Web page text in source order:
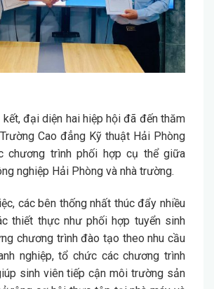
kết, đại diện hai hiệp hội đã đến thăm
Trường Cao đẳng Kỹ thuật Hải Phòng
chương trình phối hợp cụ thể giữa
nghiệp Hải Phòng và nhà trường.
các bên thống nhất thúc đẩy nhiều
thiết thực như phối hợp tuyển sinh
chương trình đào tạo theo nhu cầu
nghiệp, tổ chức các chương trình
sinh viên tiếp cận môi trường sản